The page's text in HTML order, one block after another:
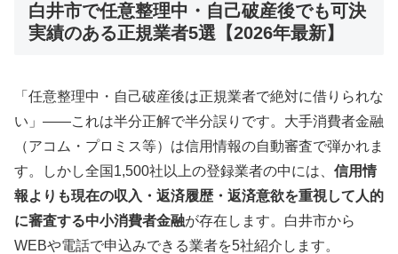
白井市で任意整理中・自己破産後でも可決
実績のある正規業者5選【2026年最新】
「任意整理中・自己破産後は正規業者で絶対に借りられな
い」——これは半分正解で半分誤りです。大手消費者金融
（アコム・プロミス等）は信用情報の自動審査で弾かれま
す。しかし全国1,500社以上の登録業者の中には、 信用情
報よりも現在の収入・返済履歴・返済意欲を重視して人的
に審査する中小消費者金融が存在します。白井市から
WEBや電話で申込みできる業者を5社紹介します。